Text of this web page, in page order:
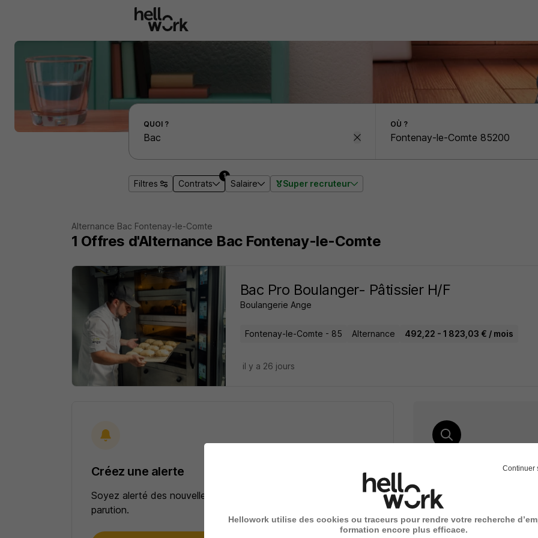
Effectuer une recherche d'emploi par localité
QUOI ? OÙ ?
Filtres Contrats
1
Salaire Super recruteur
Alternance Bac Fontenay-le-Comte
1 Offres d'Alternance Bac Fontenay-le-Comte
Bac Pro Boulanger- Pâtissier H/F
Boulangerie Ange
Fontenay-le-Comte - 85 Alternance 492,22 - 1 823,03 € / mois
il y a 26 jours
Créez une alerte
Soyez alerté des nouvelles offres pour cette recherche dès leur
parution.
Élargissez votre
Alternance Bac
Alternance Bac
Alternance Fontenay-le-
Continuer
Hellowork utilise des cookies ou traceurs pour rendre votre recherche
formation encore plus efficace.